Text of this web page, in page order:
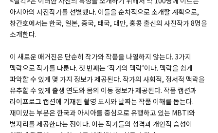
아시아의 사진작가를 선별했다. 이들을 순차적으로 소개할 계획으로,
창간호에서는 한국, 일본, 중국, 태국, 대만, 홍콩 출신의 사진작가 8명을
소개한다.
이 새로운 매거진은 단순히 작가와 작품을 나열하지 않는다. 3가지
맥락으로 작가를 다룬다. 첫 번째는 ‘작가의 맥락’이다. 맥락을 쉽게
파악할 수 있게 몇 가지 정보가 제공된다. 작가의 사회적, 정서적 맥락을
유추할 수 있게 출생 연도와 몸의 이동 정보가 제공된다. 작품 캡션과
라이프로그 캡션에 기재된 촬영 도시와 날짜는 작품 이해를 돕는다.
재미있는 부분은 한국과 아시아를 중심으로 유행하고 있는 MBTI와
별자리를 제공한다는 점이다. 이는 작가들의 성격과 개인적 습성이